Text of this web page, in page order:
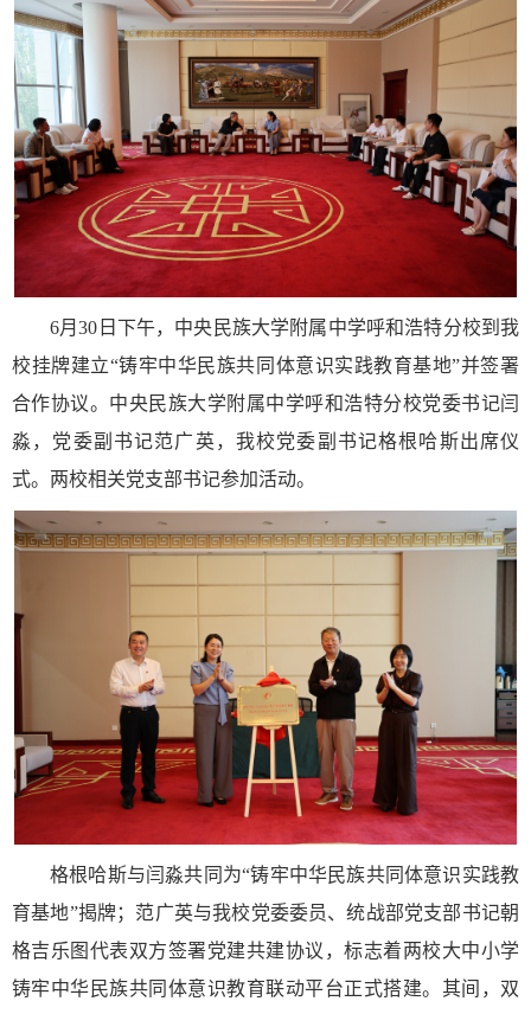
6月30日下午，中央民族大学附属中学呼和浩特分校到我
校挂牌建立“铸牢中华民族共同体意识实践教育基地”并签署
合作协议。中央民族大学附属中学呼和浩特分校党委书记闫
淼，党委副书记范广英， 我校党委副书记格根哈斯出席仪
式。两校相关党支部书记参加活动。
格根哈斯与闫淼共同为“铸牢中华民族共同体意识实践教
育基地”揭牌；范广英与我校党委委员、统战部党支部书记朝
格吉乐图代表双方签署党建共建协议，标志着两校大中小学
铸牢中华民族共同体意识教育联动平台正式搭建。其间，双